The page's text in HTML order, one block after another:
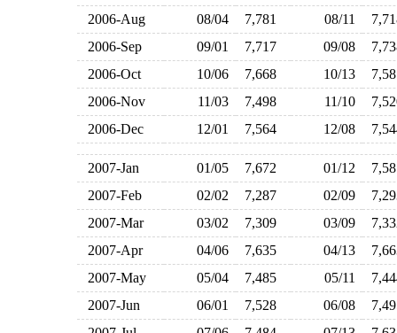
2006-Aug
08/04 7,781 08/11
2006-Sep
09/01 7,717 09/08
2006-Oct
10/06 7,668 10/13
2006-Nov
11/03 7,498 11/10
2006-Dec
12/01 7,564 12/08
2007-Jan 01/05 7,672 01/12
2007-Feb
02/02 7,287 02/09
2007-Mar
03/02 7,309 03/09
2007-Apr
04/06 7,635 04/13
2007-May
05/04 7,485 05/11
2007-Jun
06/01 7,528 06/08